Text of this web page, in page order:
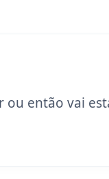
ou então vai